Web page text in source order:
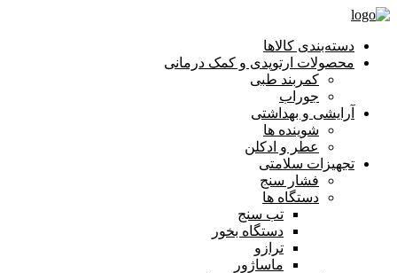
دسته‌بندی کالاها
محصولات ارتوپدی و کمک درمانی
کمربند طبی
جوراب
آرایشی و بهداشتی
شوینده ها
عطر و ادکلن
تجهیزات سلامتی
فشار سنج
دستگاه ها
تب سنج
دستگاه بخور
ترازو
ماساژور